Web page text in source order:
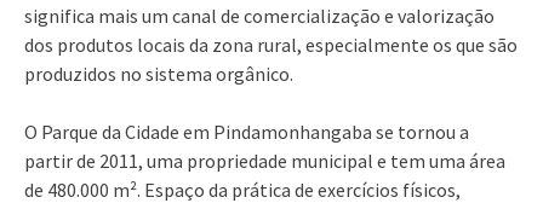
significa mais um canal de comercialização e valorização
dos produtos locais da zona rural, especialmente os que são
produzidos no sistema orgânico.
O Parque da Cidade em Pindamonhangaba se tornou a
partir de 2011, uma propriedade municipal e tem uma área
de 480.000 m². Espaço da prática de exercícios físicos,